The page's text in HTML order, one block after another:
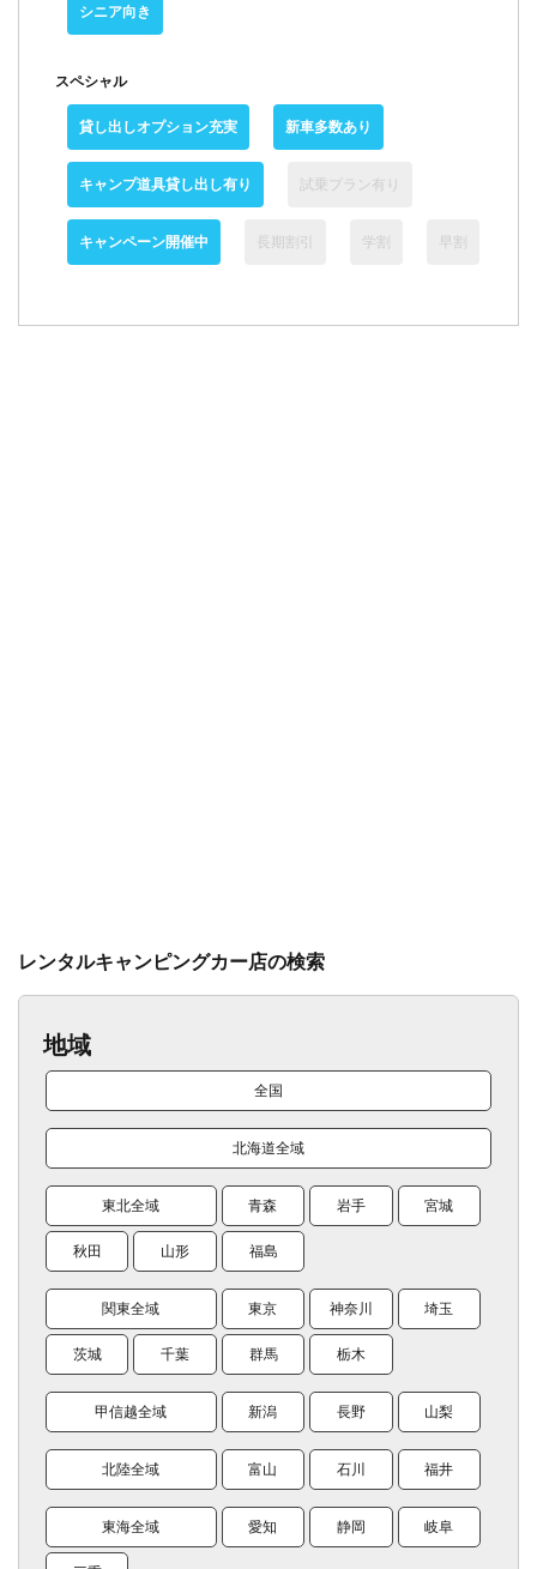
シニア向き
スペシャル
貸し出しオプション充実 新車多数あり
キャンプ道具貸し出し有り 試乗プラン有り
キャンペーン開催中 長期割引 学割 早割
レンタルキャンピングカー店の検索
地域
全国
北海道全域
東北全域 青森 岩手 宮城
秋田 山形 福島
関東全域 東京 神奈川 埼玉
茨城 千葉 群馬 栃木
甲信越全域 新潟 長野 山梨
北陸全域 富山 石川 福井
東海全域 愛知 静岡 岐阜